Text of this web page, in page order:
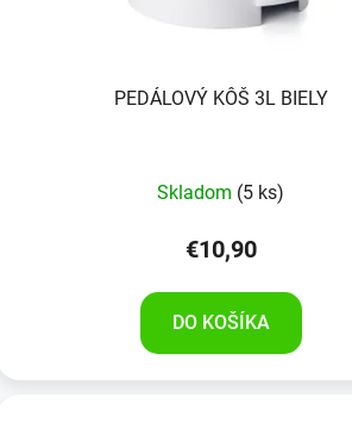
PEDÁLOVÝ KÔŠ 3L BIELY
Skladom (5 ks)
€10,90
DO KOŠÍKA